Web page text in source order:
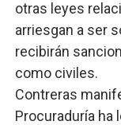
otras leyes
arriesgan a ser
recibirán
como civiles.
Contreras
Procuraduría ha